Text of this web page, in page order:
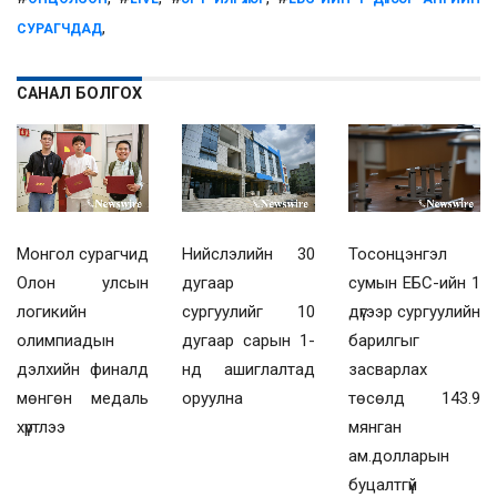
СУРАГЧДАД,
САНАЛ БОЛГОХ
Монгол сурагчид
Олон улсын
логикийн
олимпиадын
дэлхийн финалд
мөнгөн медаль
хүртлээ
Нийслэлийн 30
дугаар
сургуулийг 10
дугаар сарын 1-
нд ашиглалтад
оруулна
Тосонцэнгэл
сумын ЕБС-ийн 1
дүгээр сургуулийн
барилгыг
засварлах
төсөлд 143.9
мянган
ам.долларын
буцалтгүй